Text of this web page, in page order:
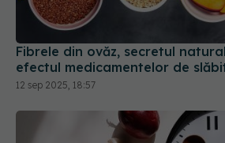
Fibrele din ovăz, secretul
efectul medicamentelor de
12 sep 2025, 18:57